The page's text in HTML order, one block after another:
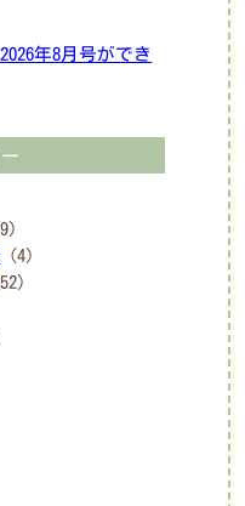
年8月号ができ
(4)